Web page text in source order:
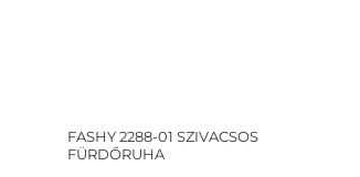
FASHY 2288-01 SZIVACSOS
FÜRDŐRUHA